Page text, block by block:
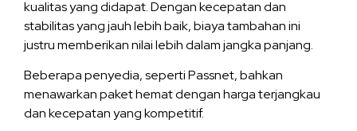
kualitas yang didapat. Dengan kecepatan dan
stabilitas yang jauh lebih baik, biaya tambahan ini
justru memberikan nilai lebih dalam jangka panjang.
Beberapa penyedia, seperti Passnet, bahkan
menawarkan paket hemat dengan harga terjangkau
dan kecepatan yang kompetitif.